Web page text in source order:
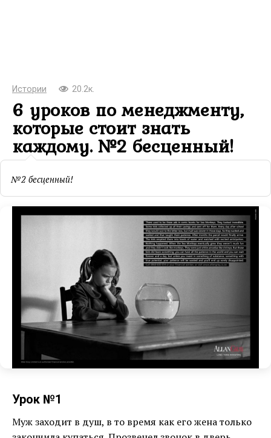
Истории 20.2к.
6 уроков по менеджменту,
которые стоит знать
каждому. №2 бесценный!
№2 бесценный!
Урок №1
Муж заходит в душ, в то время как его жена только